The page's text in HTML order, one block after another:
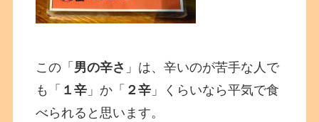
この「 男の辛さ 」は、辛いのが苦手な人で
も「 １辛 」か「 ２辛 」くらいなら平気で食
べられると思います。